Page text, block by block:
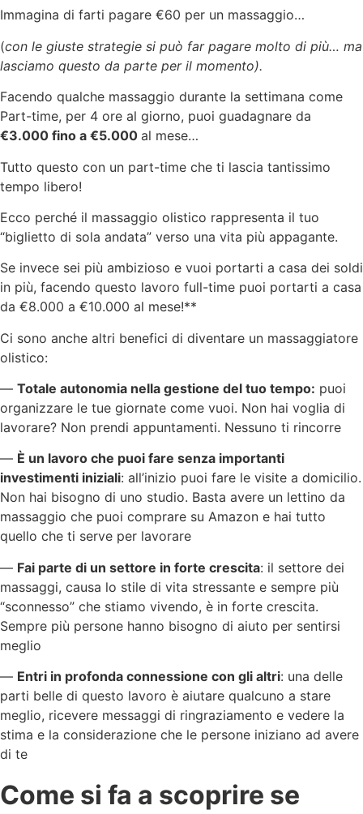
Immagina di farti pagare €60 per un massaggio…
(con le giuste strategie si può far pagare molto di più… ma
lasciamo questo da parte per il momento).
Facendo qualche massaggio durante la settimana come
Part-time, per 4 ore al giorno, puoi guadagnare da
€3.000 fino a €5.000 al mese…
Tutto questo con un part-time che ti lascia tantissimo
tempo libero!
Ecco perché il massaggio olistico rappresenta il tuo
“biglietto di sola andata” verso una vita più appagante.
Se invece sei più ambizioso e vuoi portarti a casa dei soldi
in più, facendo questo lavoro full-time puoi portarti a casa
da €8.000 a €10.000 al mese!**
Ci sono anche altri benefici di diventare un massaggiatore
olistico:
— Totale autonomia nella gestione del tuo tempo: puoi
organizzare le tue giornate come vuoi. Non hai voglia di
lavorare? Non prendi appuntamenti. Nessuno ti rincorre
— È un lavoro che puoi fare senza importanti
investimenti iniziali: all’inizio puoi fare le visite a domicilio.
Non hai bisogno di uno studio. Basta avere un lettino da
massaggio che puoi comprare su Amazon e hai tutto
quello che ti serve per lavorare
— Fai parte di un settore in forte crescita: il settore dei
massaggi, causa lo stile di vita stressante e sempre più
“sconnesso” che stiamo vivendo, è in forte crescita.
Sempre più persone hanno bisogno di aiuto per sentirsi
meglio
— Entri in profonda connessione con gli altri: una delle
parti belle di questo lavoro è aiutare qualcuno a stare
meglio, ricevere messaggi di ringraziamento e vedere la
stima e la considerazione che le persone iniziano ad avere
di te
Come si fa a scoprire se